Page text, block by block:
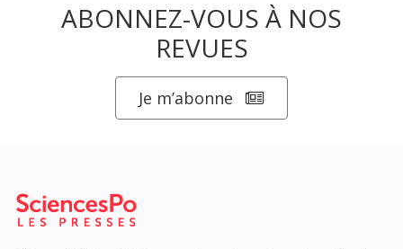
ABONNEZ-VOUS À NOS
REVUES
Je m’abonne